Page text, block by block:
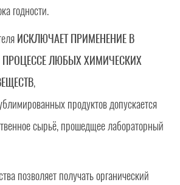
годности.
ИСКЛЮЧАЕТ ПРИМЕНЕНИЕ В
ПРОЦЕССЕ ЛЮБЫХ ХИМИЧЕСКИХ
,
продуктов допускается
сырьё, прошедщее лабораторный
позволяет получать органический